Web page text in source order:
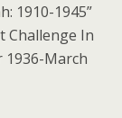
1910-1945”
Challenge In
1936-March